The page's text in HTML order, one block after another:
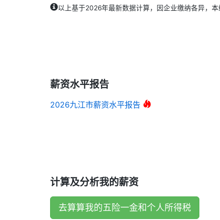
以上基于2026年最新数据计算，因企业缴纳各异，本
薪资水平报告
2026九江市薪资水平报告
计算及分析我的薪资
去算算我的五险一金和个人所得税